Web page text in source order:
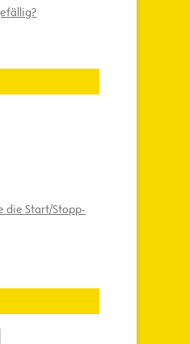
die Start/Stopp-